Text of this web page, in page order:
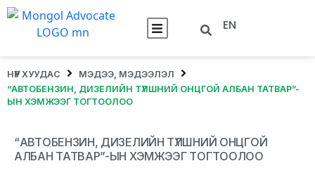
EN
НҮҮР ХУУДАС
МЭДЭЭ, МЭДЭЭЛЭЛ
“АВТОБЕНЗИН, ДИЗЕЛИЙН ТҮЛШНИЙ ОНЦГОЙ АЛБАН ТАТВАР”-
ЫН ХЭМЖЭЭГ ТОГТООЛОО
“АВТОБЕНЗИН, ДИЗЕЛИЙН ТҮЛШНИЙ ОНЦГОЙ
АЛБАН ТАТВАР”-ЫН ХЭМЖЭЭГ ТОГТООЛОО